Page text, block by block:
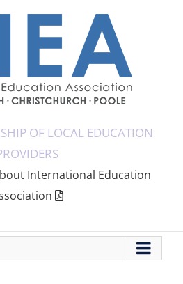
OF LOCAL EDUCATION
International Education